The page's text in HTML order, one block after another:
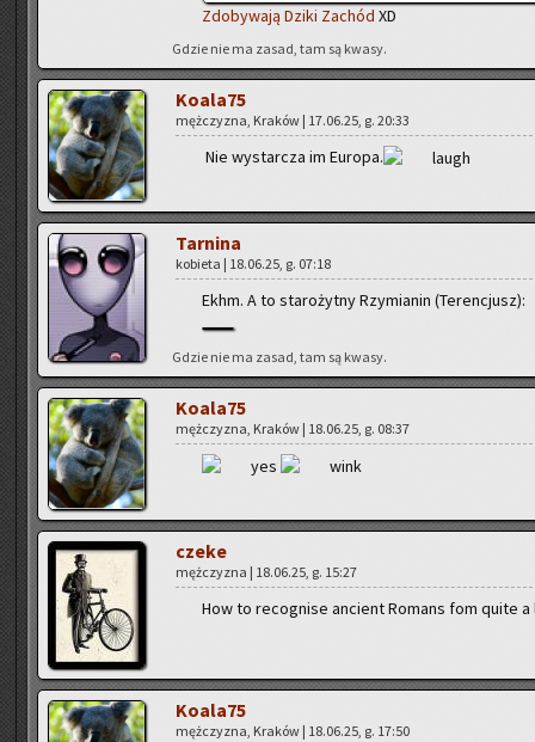
Zdo­by­wa­ją Dziki Za­chód XD
Gdzie nie ma zasad, tam są kwasy.
Ko­ala­75
męż­czy­zna, Kra­ków | 17.06.25, g. 20:33
Nie wy­star­cza im Eu­ro­pa.
Tar­ni­na
ko­bie­ta | 18.06.25, g. 07:18
Ekhm. A to sta­ro­żyt­ny Rzy­mia­nin (Te­ren­cjusz):
Gdzie nie ma zasad, tam są kwasy.
Ko­ala­75
męż­czy­zna, Kra­ków | 18.06.25, g. 08:37
czeke
męż­czy­zna | 18.06.25, g. 15:27
How to re­co­gni­se an­cient Ro­mans fom quite a
Ko­ala­75
męż­czy­zna, Kra­ków | 18.06.25, g. 17:50